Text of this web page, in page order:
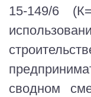
15-149/6
сводном